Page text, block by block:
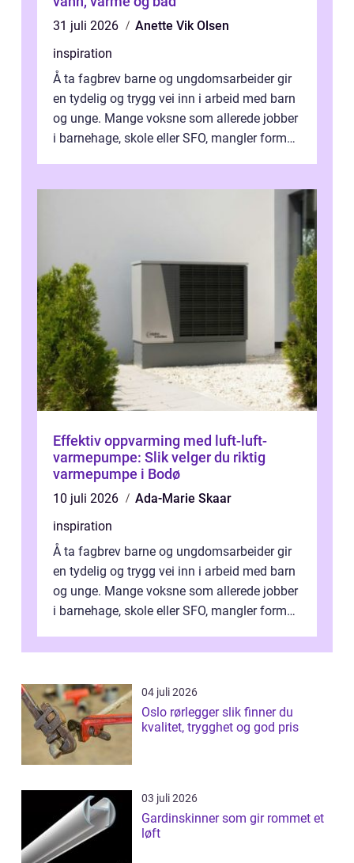
31 juli 2026
Anette Vik Olsen
inspiration
Å ta fagbrev barne og ungdomsarbeider gir
en tydelig og trygg vei inn i arbeid med barn
og unge. Mange voksne som allerede jobber
i barnehage, skole eller SFO, mangler formell
Effektiv oppvarming med luft-luft-
varmepumpe: Slik velger du riktig
varmepumpe i Bodø
10 juli 2026
Ada-Marie Skaar
inspiration
Å ta fagbrev barne og ungdomsarbeider gir
en tydelig og trygg vei inn i arbeid med barn
og unge. Mange voksne som allerede jobber
i barnehage, skole eller SFO, mangler formell
04 juli 2026
Oslo rørlegger slik finner du
kvalitet, trygghet og god pris
03 juli 2026
Gardinskinner som gir rommet et
løft